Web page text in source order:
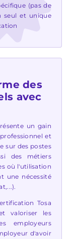
(pas de
seul et unique
des
avec
un gain
et
sur des postes
des métiers
où l'utilisation
une nécessité
Tosa
valoriser les
employeurs
d'avoir